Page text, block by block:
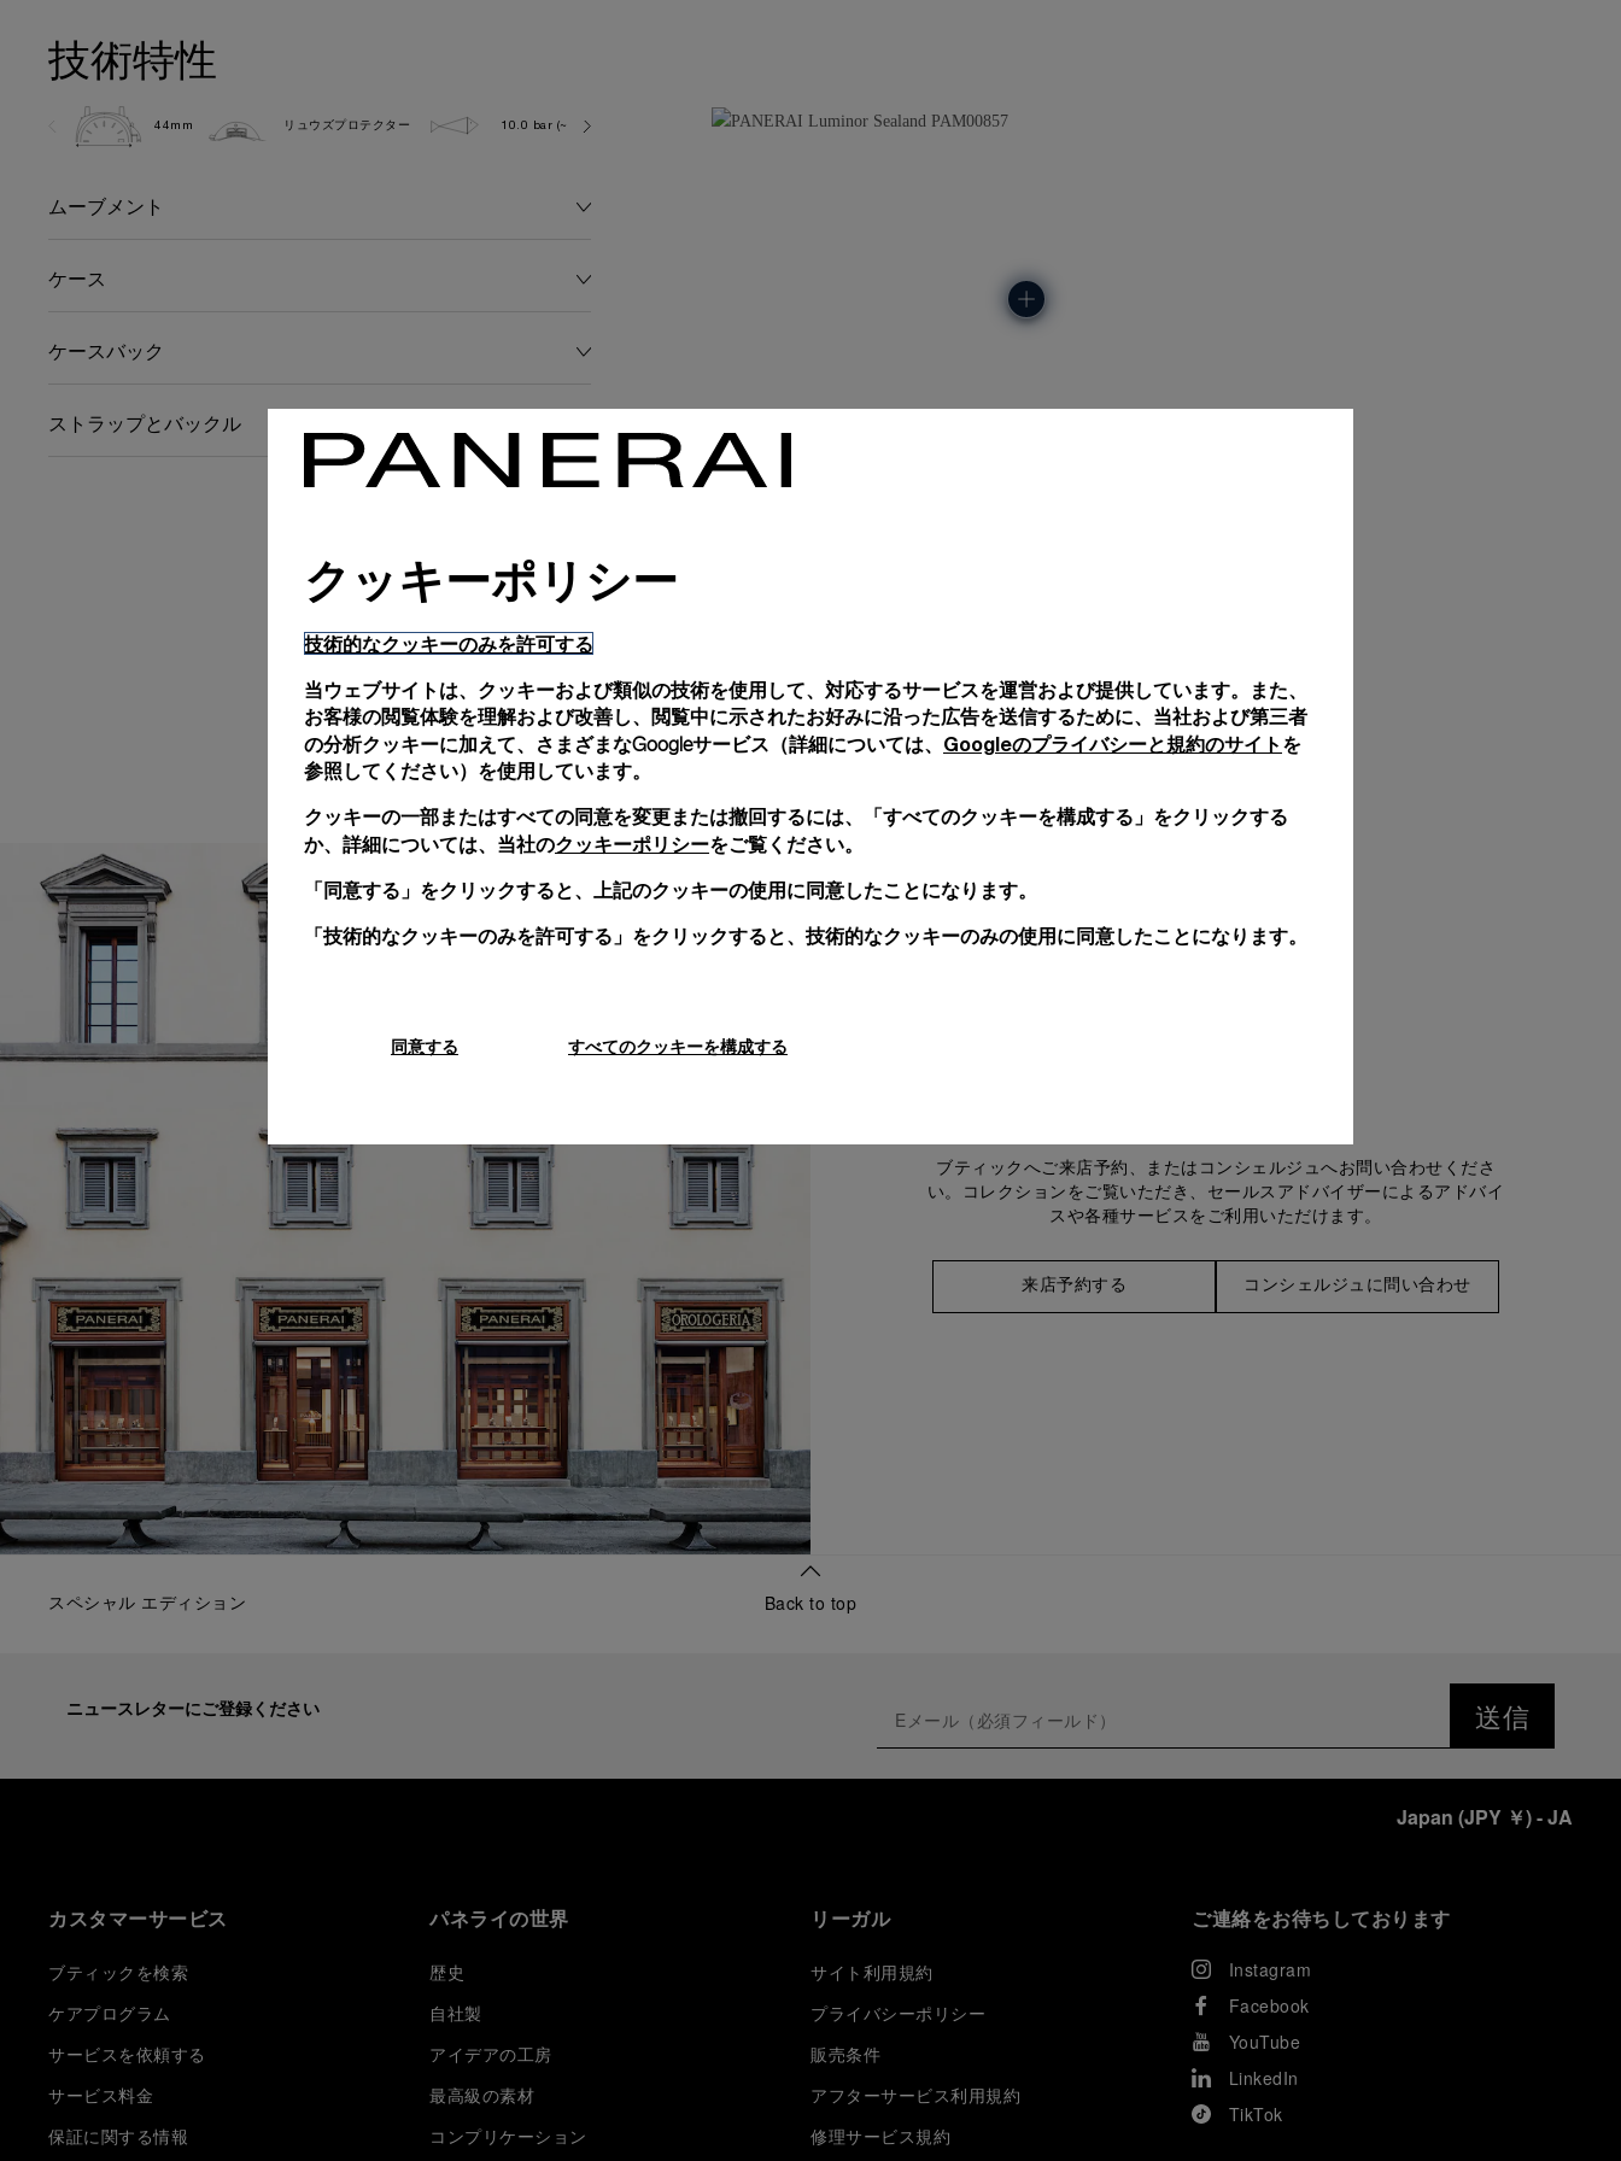
技術特性
44mm リュウズプロテクター 10.0 bar (~100.0 metres) P9000 278.1G
ムーブメント
ケース
ケースバック
ストラップとバックル
ブティックへご来店予約、またはコンシェルジュへお問い合わせくださ
い。コレクションをご覧いただき、セールスアドバイザーによるアドバイ
スや各種サービスをご利用いただけます。
来店予約する コンシェルジュに問い合わせ
スペシャル エディション Back to top
ニュースレターにご登録ください 送信
Japan (JPY ￥)- JA
カスタマーサービス
ブティックを検索
ケアプログラム
サービスを依頼する
サービス料金
保証に関する情報
パネライの世界
歴史
自社製
アイデアの工房
最高級の素材
コンプリケーション
リーガル
サイト利用規約
プライバシーポリシー
販売条件
アフターサービス利用規約
修理サービス規約
ご連絡をお待ちしております
Instagram
Facebook
YouTube
LinkedIn
TikTok
クッキーポリシー
技術的なクッキーのみを許可する
当ウェブサイトは、クッキーおよび類似の技術を使用して、対応するサービスを運営および提供しています。また、
お客様の閲覧体験を理解および改善し、閲覧中に示されたお好みに沿った広告を送信するために、当社および第三者
の分析クッキーに加えて、さまざまなGoogleサービス（詳細については、 Googleのプライバシーと規約のサイト を
参照してください）を使用しています。
クッキーの一部またはすべての同意を変更または撤回するには、「すべてのクッキーを構成する」をクリックする
か、詳細については、当社のクッキーポリシーをご覧ください。
「同意する」をクリックすると、上記のクッキーの使用に同意したことになります。
「技術的なクッキーのみを許可する」をクリックすると、技術的なクッキーのみの使用に同意したことになります。
同意する すべてのクッキーを構成する